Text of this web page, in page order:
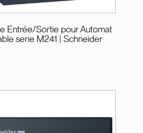
Entrée/Sortie pour Automat
serie M241
| Schneider